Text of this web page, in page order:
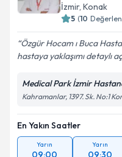
İzmir, Konak
5 (10
Özgür Hocam ı Buca
hastaya yaklaşımı detaylı
Medical Park İzmir
Kahramanlar, 1397. Sk. No:1
En Yakın Saatler
Yarın
09:00
Yarın
09:30